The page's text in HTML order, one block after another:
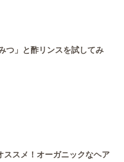
つ」と酢リンスを試してみ
ススメ！オーガニックなヘア